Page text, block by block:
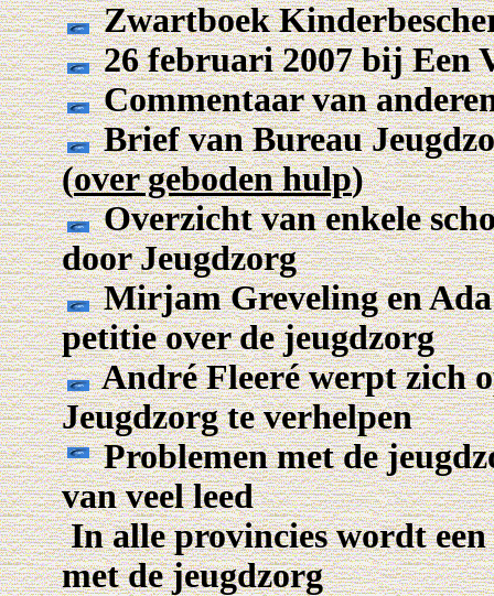
Zwartboek
26 februari 2007 bij Een
Commentaar van
Brief van Bureau
(over geboden hulp)
Overzicht van enkele
door Jeugdzorg
Mirjam Greveling en Ada
petitie over de jeugdzorg
André Fleeré werpt zich
Jeugdzorg te verhelpen
Problemen met de
van veel leed
In alle provincies wordt
met de jeugdzorg